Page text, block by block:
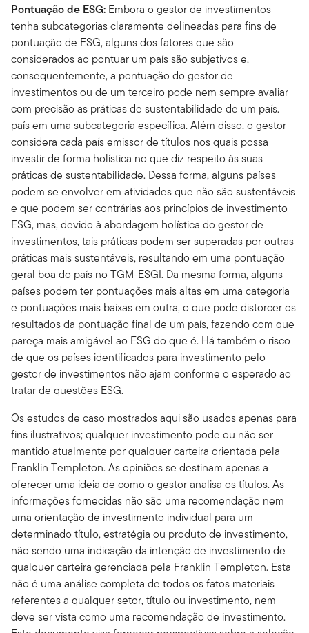
Pontuação de ESG: Embora o gestor de investimentos
tenha subcategorias claramente delineadas para fins de
pontuação de ESG, alguns dos fatores que são
considerados ao pontuar um país são subjetivos e,
consequentemente, a pontuação do gestor de
investimentos ou de um terceiro pode nem sempre avaliar
com precisão as práticas de sustentabilidade de um país.
país em uma subcategoria específica. Além disso, o gestor
considera cada país emissor de títulos nos quais possa
investir de forma holística no que diz respeito às suas
práticas de sustentabilidade. Dessa forma, alguns países
podem se envolver em atividades que não são sustentáveis
e que podem ser contrárias aos princípios de investimento
ESG, mas, devido à abordagem holística do gestor de
investimentos, tais práticas podem ser superadas por outras
práticas mais sustentáveis, resultando em uma pontuação
geral boa do país no TGM-ESGI. Da mesma forma, alguns
países podem ter pontuações mais altas em uma categoria
e pontuações mais baixas em outra, o que pode distorcer os
resultados da pontuação final de um país, fazendo com que
pareça mais amigável ao ESG do que é. Há também o risco
de que os países identificados para investimento pelo
gestor de investimentos não ajam conforme o esperado ao
tratar de questões ESG.
Os estudos de caso mostrados aqui são usados apenas para
fins ilustrativos; qualquer investimento pode ou não ser
mantido atualmente por qualquer carteira orientada pela
Franklin Templeton. As opiniões se destinam apenas a
oferecer uma ideia de como o gestor analisa os títulos. As
informações fornecidas não são uma recomendação nem
uma orientação de investimento individual para um
determinado título, estratégia ou produto de investimento,
não sendo uma indicação da intenção de investimento de
qualquer carteira gerenciada pela Franklin Templeton. Esta
não é uma análise completa de todos os fatos materiais
referentes a qualquer setor, título ou investimento, nem
deve ser vista como uma recomendação de investimento.